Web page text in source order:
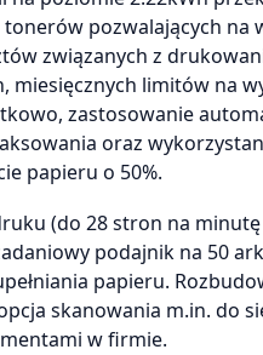
pozwalających na
związanych z
limitów na
zastosowanie
oraz
papieru o 50%.
(do 28 stron na
podajnik na 50
papieru.
skanowania m.in. do
w firmie.